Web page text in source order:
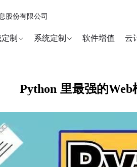
股份有限公司
制 系统定制 软件增值 云
Python 里最强的